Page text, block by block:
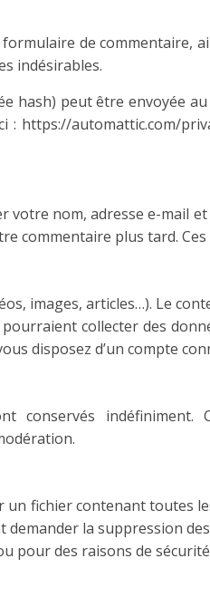
de commentaire,
indésirables.
hash) peut être envoyée
https://automattic.com/
nom, adresse e-mail
commentaire plus tard.
images, articles…). Le
collecter des
disposez d’un compte
conservés
fichier contenant toutes
la suppression
pour des raisons de